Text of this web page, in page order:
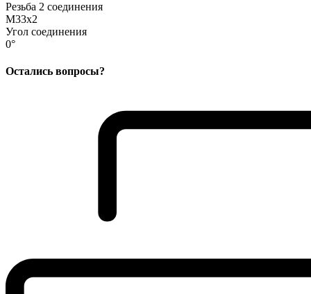
Резьба 2 соединения
M33x2
Угол соединения
0°
Остались вопросы?